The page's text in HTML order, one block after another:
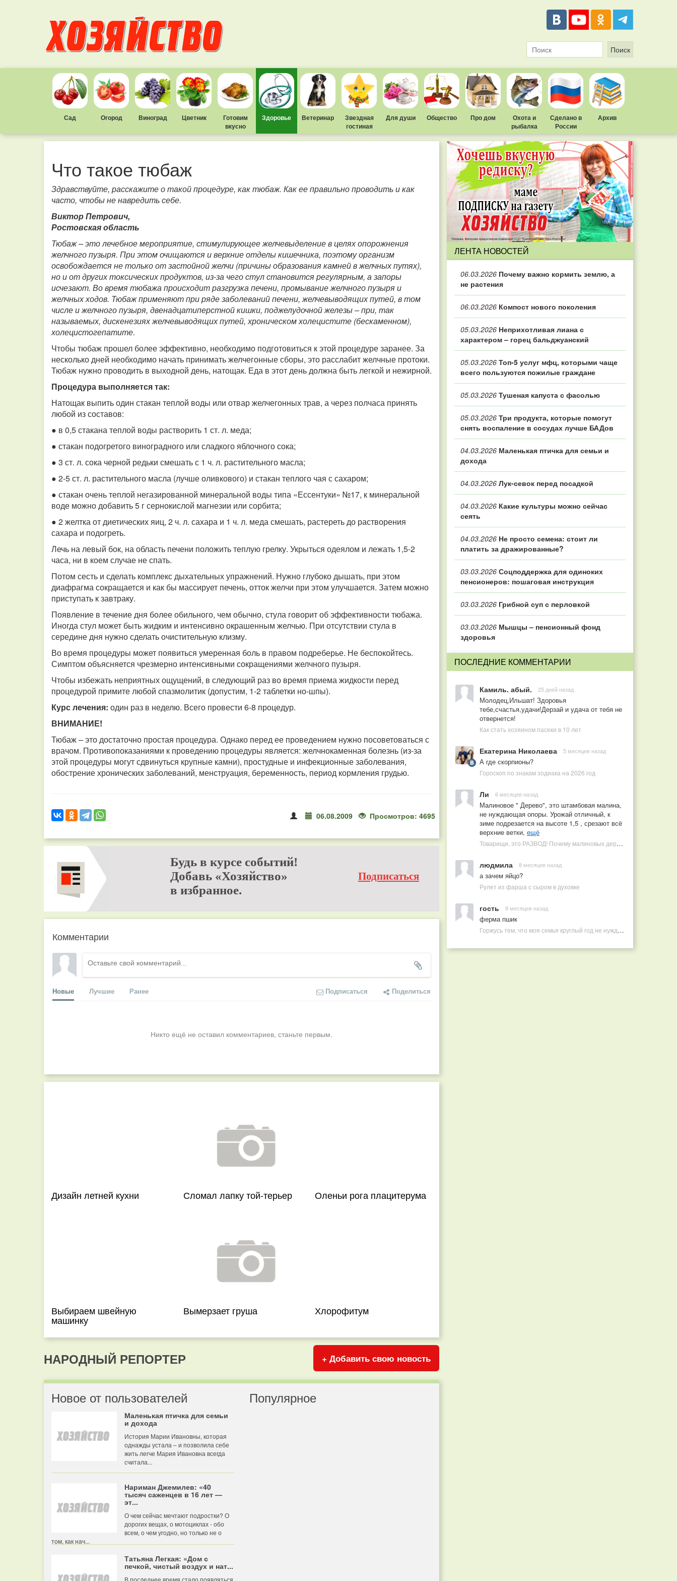
Сад Огород Виноград Цветник
Готовим
вкусно
Здоровье Ветеринар
Звездная
гостиная
Для души Общество Про дом
Охота и
рыбалка
Сделано в
России
Архив
Что такое тюбаж
Здравствуйте, расскажите о такой процедуре, как тюбаж. Как ее правильно проводить и как
часто, чтобы не навредить себе.
Виктор Петрович,
Ростовская область
Тюбаж – это лечебное мероприятие, стимулирующее желчевыделение в целях опорожнения
желчного пузыря. При этом очищаются и верхние отделы кишечника, поэтому организм
освобождается не только от застойной желчи (причины образования камней в желчных путях),
но и от других токсических продуктов, из-за чего стул становится регулярным, а запоры
исчезают. Во время тюбажа происходит разгрузка печени, промывание желчного пузыря и
желчных ходов. Тюбаж применяют при ряде заболеваний печени, желчевыводящих путей, в том
числе и желчного пузыря, двенадцатиперстной кишки, поджелудочной железы – при, так
называемых, дискенезиях желчевыводящих путей, хроническом холецистите (бескаменном),
холецистогепатите.
Чтобы тюбаж прошел более эффективно, необходимо подготовиться к этой процедуре заранее. За
несколько дней необходимо начать принимать желчегонные сборы, это расслабит желчные протоки.
Тюбаж нужно проводить в выходной день, натощак. Еда в этот день должна быть легкой и нежирной.
Процедура выполняется так:
Натощак выпить один стакан теплой воды или отвар желчегонных трав, а через полчаса принять
любой из составов:
● в 0,5 стакана теплой воды растворить 1 ст. л. меда;
● стакан подогретого виноградного или сладкого яблочного сока;
● 3 ст. л. сока черной редьки смешать с 1 ч. л. растительного масла;
● 2-5 ст. л. растительного масла (лучше оливкового) и стакан теплого чая с сахаром;
● стакан очень теплой негазированной минеральной воды типа «Ессентуки» №17, к минеральной
воде можно добавить 5 г сернокислой магнезии или сорбита;
● 2 желтка от диетических яиц, 2 ч. л. сахара и 1 ч. л. меда смешать, растереть до растворения
сахара и подогреть.
Лечь на левый бок, на область печени положить теплую грелку. Укрыться одеялом и лежать 1,5-2
часа, ни в коем случае не спать.
Потом сесть и сделать комплекс дыхательных упражнений. Нужно глубоко дышать, при этом
диафрагма сокращается и как бы массирует печень, отток желчи при этом улучшается. Затем можно
приступать к завтраку.
Появление в течение дня более обильного, чем обычно, стула говорит об эффективности тюбажа.
Иногда стул может быть жидким и интенсивно окрашенным желчью. При отсутствии стула в
середине дня нужно сделать очистительную клизму.
Во время процедуры может появиться умеренная боль в правом подреберье. Не беспокойтесь.
Симптом объясняется чрезмерно интенсивными сокращениями желчного пузыря.
Чтобы избежать неприятных ощущений, в следующий раз во время приема жидкости перед
процедурой примите любой спазмолитик (допустим, 1-2 таблетки но-шпы).
Курс лечения: один раз в неделю. Всего провести 6-8 процедур.
ВНИМАНИЕ!
Тюбаж – это достаточно простая процедура. Однако перед ее проведением нужно посоветоваться с
врачом. Противопоказаниями к проведению процедуры является: желчнокаменная болезнь (из-за
этой процедуры могут сдвинуться крупные камни), простудные и инфекционные заболевания,
обострение хронических заболеваний, менструация, беременность, период кормления грудью.
06.08.2009 Просмотров: 4695
Будь в курсе событий!
Добавь «Хозяйство»
в избранное.
Подписаться
Комментарии
Новые Лучшие Ранее Подписаться Поделиться
Никто ещё не оставил комментариев, станьте первым.
Дизайн летней кухни Сломал лапку той-терьер Оленьи рога плацитерума
Выбираем швейную
машинку
Вымерзает груша Хлорофитум
НАРОДНЫЙ РЕПОРТЕР + Добавить свою новость
Новое от пользователей
Маленькая птичка для семьи
и дохода
История Марии Ивановны, которая
однажды устала – и позволила себе
жить легче Мария Ивановна всегда
считала...
Нариман Джемилев: «40
тысяч саженцев в 16 лет —
эт...
О чем сейчас мечтают подростки? О
дорогих вещах, о мотоциклах - обо
всем, о чем угодно, но только не о
том, как нач...
Татьяна Легкая: «Дом с
печкой, чистый воздух и нат...
В последнее время стало появляться
Популярное
ЛЕНТА НОВОСТЕЙ
06.03.2026 Почему важно кормить землю, а
не растения
06.03.2026 Компост нового поколения
05.03.2026 Неприхотливая лиана с
характером – горец бальджуанский
05.03.2026 Топ‑5 услуг мфц, которыми чаще
всего пользуются пожилые граждане
05.03.2026 Тушеная капуста с фасолью
05.03.2026 Три продукта, которые помогут
снять воспаление в сосудах лучше БАДов
04.03.2026 Маленькая птичка для семьи и
дохода
04.03.2026 Лук-севок перед посадкой
04.03.2026 Какие культуры можно сейчас
сеять
04.03.2026 Не просто семена: стоит ли
платить за дражированные?
03.03.2026 Соцподдержка для одиноких
пенсионеров: пошаговая инструкция
03.03.2026 Грибной суп с перловкой
03.03.2026 Мышцы – пенсионный фонд
здоровья
ПОСЛЕДНИЕ КОММЕНТАРИИ
Камиль. абый. 25 дней назад
Молодец,Ильшат! Здоровья
тебе,счастья,удачи!Дерзай и удача от тебя не
отвернется!
Как стать хозяином пасеки в 10 лет
Екатерина Николаева 5 месяцев назад
А где скорпионы?
Гороскоп по знакам зодиака на 2026 год
Ли 6 месяцев назад
Малиновое " Дерево", это штамбовая малина,
не нуждающая опоры. Урожай отличный, к
зиме подрезается на высоте 1,5 , срезают всё
верхние ветки, ещё
Товарищи, это РАЗВОД! Почему малиновых деревьев не бывает, или Как ушлые продавцы наживаются на мечтах садоводов
людмила 8 месяцев назад
а зачем яйцо?
Рулет из фарша с сыром в духовке
гость 9 месяцев назад
ферма пшик
Горжусь тем, что моя семья круглый год не нуждается в покупных витаминах